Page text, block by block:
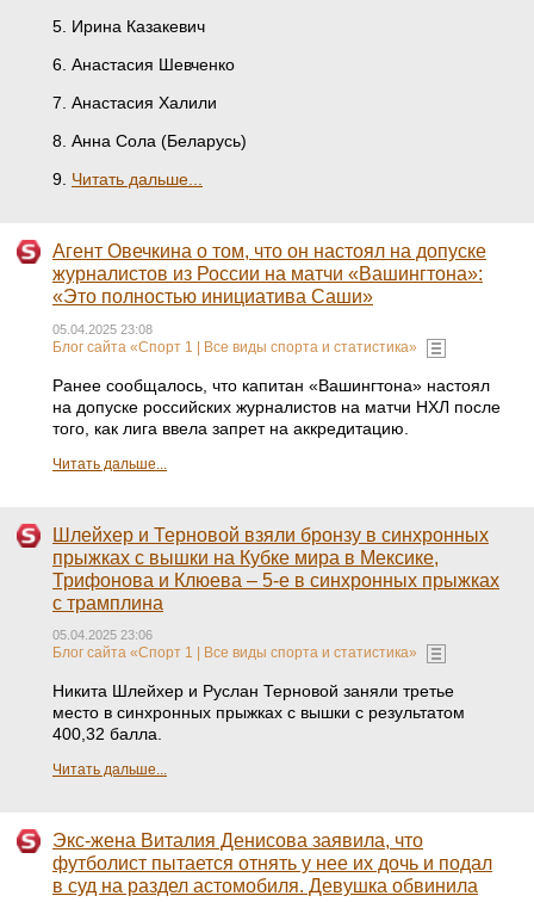
5. Ирина Казакевич
6. Анастасия Шевченко
7. Анастасия Халили
8. Анна Сола (Беларусь)
9. Читать дальше...
Агент Овечкина о том, что он настоял на допуске
журналистов из России на матчи «Вашингтона»:
«Это полностью инициатива Саши»
05.04.2025 23:08
Блог сайта «Спорт 1 | Все виды спорта и статистика»
Ранее сообщалось, что капитан «Вашингтона» настоял
на допуске российских журналистов на матчи НХЛ после
того, как лига ввела запрет на аккредитацию.
Читать дальше...
Шлейхер и Терновой взяли бронзу в синхронных
прыжках с вышки на Кубке мира в Мексике,
Трифонова и Клюева – 5-е в синхронных прыжках
с трамплина
05.04.2025 23:06
Блог сайта «Спорт 1 | Все виды спорта и статистика»
Никита Шлейхер и Руслан Терновой заняли третье
место в синхронных прыжках с вышки с результатом
400,32 балла.
Читать дальше...
Экс-жена Виталия Денисова заявила, что
футболист пытается отнять у нее их дочь и подал
в суд на раздел астомобиля. Девушка обвинила